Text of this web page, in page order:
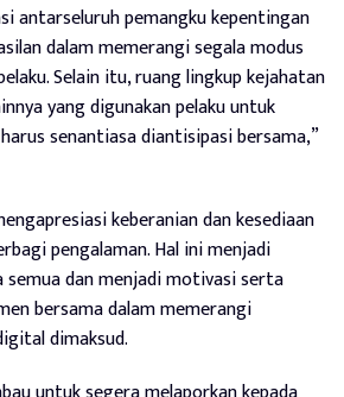
antarseluruh pemangku kepentingan
dalam memerangi segala modus
Selain itu, ruang lingkup kejahatan
yang digunakan pelaku untuk
senantiasa diantisipasi bersama,”
keberanian dan kesediaan
pengalaman. Hal ini menjadi
dan menjadi motivasi serta
bersama dalam memerangi
dimaksud.